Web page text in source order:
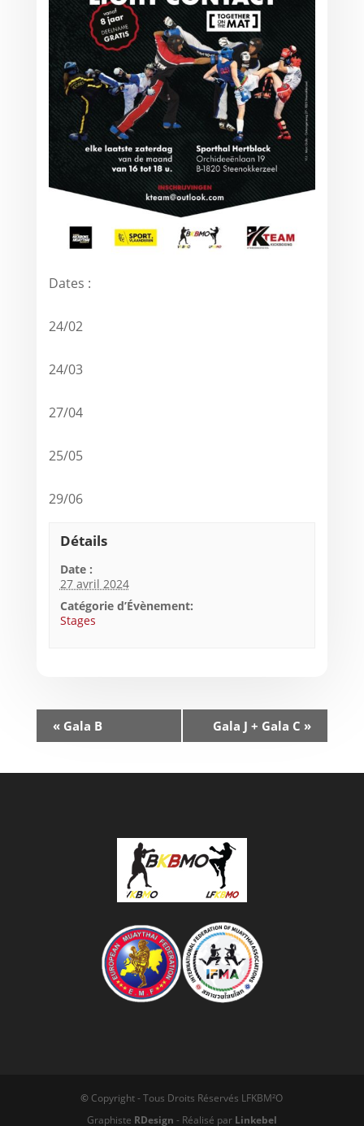
Dates :
24/02
24/03
27/04
25/05
29/06
Détails
Date :
27 avril 2024
Catégorie d’Évènement:
Stages
«Gala B Gala J + Gala C »
© Copyright - Tous Droits Réservés LFKBM²O
Graphiste RDesign - Réalisé par Linkebel